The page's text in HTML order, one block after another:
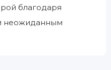
благодаря
неожиданным